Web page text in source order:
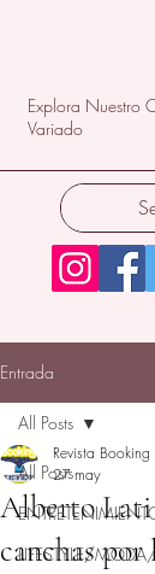
Explora Nuestro
Variado
Entrada
All Posts
LIFESTYLE/
All Posts
Alberto Lati
canchas
Revista Booking
27 may